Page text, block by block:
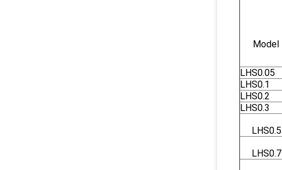
Model
LHS0.05
LHS0.1
LHS0.2
LHS0.3
LHS0.5
LHS0.7